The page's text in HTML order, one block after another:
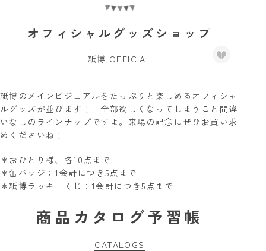
オフィシャルグッズショップ
紙博 OFFICIAL
紙博のメインビジュアルをたっぷりと楽しめるオフィシャ
ルグッズが並びます！ 全部欲しくなってしまうこと間違
いなしのラインナップですよ。来場の記念にぜひお買い求
めくださいね！
＊おひとり様、各10点まで
＊缶バッジ：1会計につき5点まで
＊紙博ラッキーくじ：1会計につき5点まで
商品カタログ予習帳
CATALOGS